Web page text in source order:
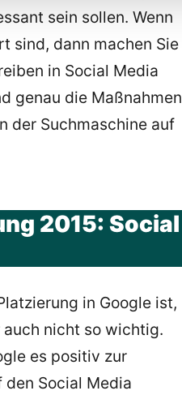
sein sollen. Wenn
sind, dann machen Sie
in Social Media
genau die Maßnahmen
der Suchmaschine auf
2015: Social
in Google ist,
auch nicht so wichtig.
es positiv zur
den Social Media